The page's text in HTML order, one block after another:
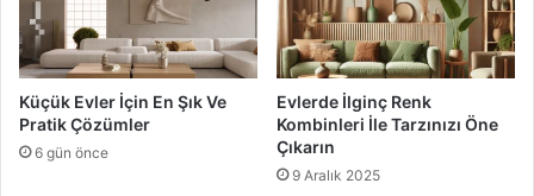
Küçük Evler İçin En Şık Ve
Pratik Çözümler
6 gün önce
Evlerde İlginç Renk
Kombinleri İle Tarzınızı Öne
Çıkarın
9 Aralık 2025